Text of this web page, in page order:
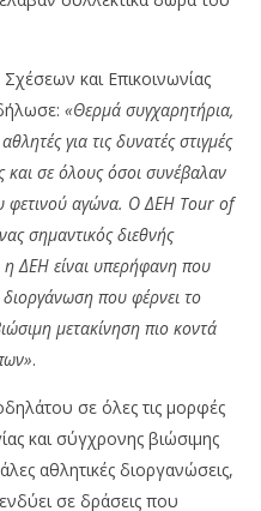
και Επικοινωνίας
«Θερμά συγχαρητήρια,
για τις δυνατές στιγμές
σε όλους όσοι συνέβαλαν
φετινού αγώνα. Ο ΔΕΗ Tour of
σημαντικός διεθνής
η ΔΕΗ είναι υπερήφανη που
διοργάνωση που φέρνει το
μετακίνηση πιο κοντά
.
σε όλες τις μορφές
και σύγχρονης βιώσιμης
αθλητικές διοργανώσεις,
σε δράσεις που